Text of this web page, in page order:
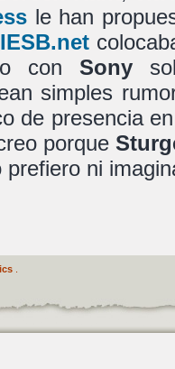
le han
con Sony
simples
de presencia
porque
prefiero ni
.